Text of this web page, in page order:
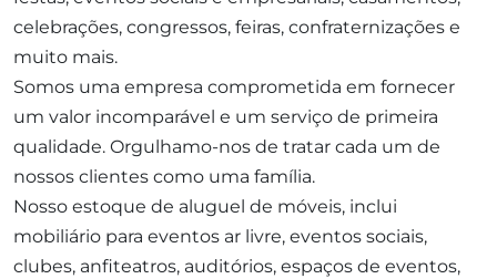
celebrações, congressos, feiras, confraternizações e
muito mais.
Somos uma empresa comprometida em fornecer
um valor incomparável e um serviço de primeira
qualidade. Orgulhamo-nos de tratar cada um de
nossos clientes como uma família.
Nosso estoque de aluguel de móveis, inclui
mobiliário para eventos ar livre, eventos sociais,
clubes, anfiteatros, auditórios, espaços de eventos,